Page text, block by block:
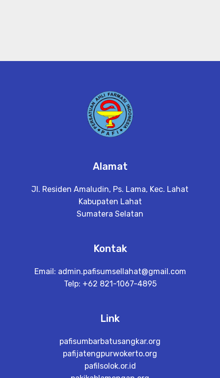
Alamat
Jl. Residen Amaludin, Ps. Lama, Kec. Lahat
Kabupaten Lahat
Sumatera Selatan
Kontak
Email: admin.pafisumsellahat@gmail.com
Telp: +62 821-1067-4895
Link
pafisumbarbatusangkar.org
pafijatengpurwokerto.org
pafilsolok.or.id